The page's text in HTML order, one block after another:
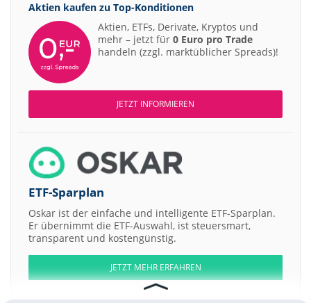
Aktien kaufen zu Top-Konditionen
Aktien, ETFs, Derivate, Kryptos und
mehr – jetzt für 0 Euro pro Trade
handeln (zzgl. marktüblicher Spreads)!
JETZT INFORMIEREN
ETF-Sparplan
Oskar ist der einfache und intelligente ETF-Sparplan.
Er übernimmt die ETF-Auswahl, ist steuersmart,
transparent und kostengünstig.
JETZT MEHR ERFAHREN